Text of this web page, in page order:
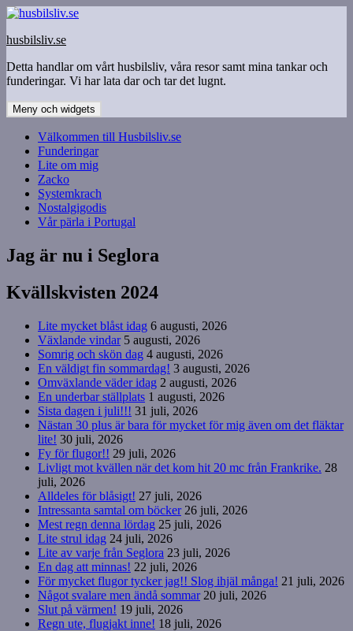
Hoppa
innehåll
husbilsliv.se
Detta handlar om vårt husbilsliv, våra resor samt mina tankar och
funderingar. Vi har lata dar och tar det lugnt.
Meny och widgets
Välkommen till Husbilsliv.se
Funderingar
Lite om mig
Zacko
Systemkrach
Nostalgigodis
Vår pärla i Portugal
Jag är nu i Seglora
Kvällskvisten 2024
Lite mycket blåst idag 6 augusti, 2026
Växlande vindar 5 augusti, 2026
Somrig och skön dag 4 augusti, 2026
En väldigt fin sommardag! 3 augusti, 2026
Omväxlande väder idag 2 augusti, 2026
En underbar ställplats 1 augusti, 2026
Sista dagen i juli!!! 31 juli, 2026
Nästan 30 plus är bara för mycket för mig även om det fläktar
lite! 30 juli, 2026
Fy för flugor!! 29 juli, 2026
Livligt mot kvällen när det kom hit 20 mc från Frankrike. 28
juli, 2026
Alldeles för blåsigt! 27 juli, 2026
Intressanta samtal om böcker 26 juli, 2026
Mest regn denna lördag 25 juli, 2026
Lite strul idag 24 juli, 2026
Lite av varje från Seglora 23 juli, 2026
En dag att minnas! 22 juli, 2026
För mycket flugor tycker jag!! Slog ihjäl många! 21 juli, 2026
Något svalare men ändå sommar 20 juli, 2026
Slut på värmen! 19 juli, 2026
Regn ute, flugjakt inne! 18 juli, 2026